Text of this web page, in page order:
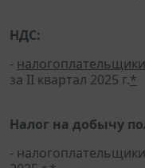
НДС:
- налогоплательщики
за II квартал 2025 г.*
Налог на добычу
- налогоплательщики